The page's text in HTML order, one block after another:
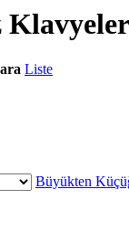
Klavyeler
Liste
Büyükten